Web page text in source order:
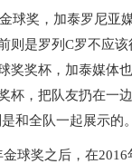
奖，加泰罗尼亚
则是罗列C罗不应该
奖奖杯，加泰媒体
杯，把队友扔在一
和全队一起展示的。
奖之后，在2016